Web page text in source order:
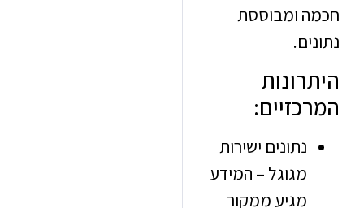
ומבוססת
נתונים ישירות
מגוגל – המידע
מגיע ממקור